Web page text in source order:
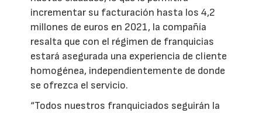
incrementar su facturación hasta los 4,2
millones de euros en 2021, la compañía
resalta que con el régimen de franquicias
estará asegurada una experiencia de cliente
homogénea, independientemente de donde
se ofrezca el servicio.
“Todos nuestros franquiciados seguirán la